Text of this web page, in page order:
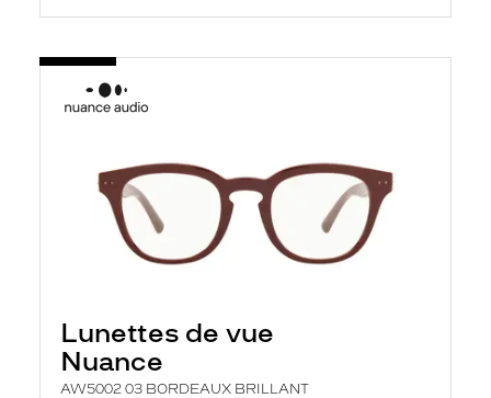
Lunettes de vue
Nuance
AW5002 03 BORDEAUX BRILLANT